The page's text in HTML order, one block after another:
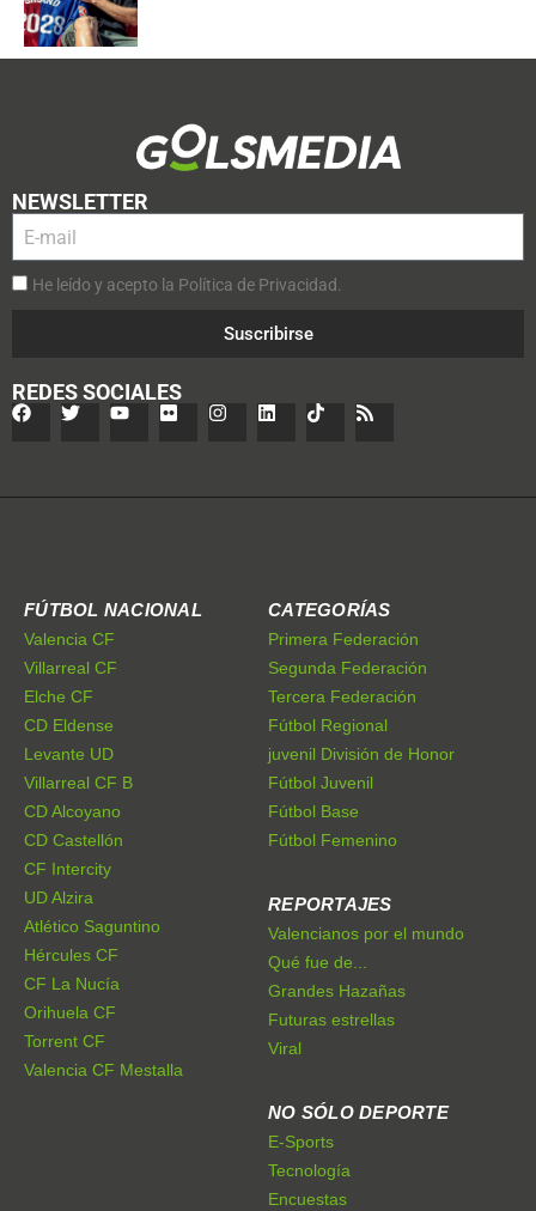
NEWSLETTER
He leído y acepto la Política de Privacidad.
Suscribirse
REDES SOCIALES
FÚTBOL NACIONAL
Valencia CF
Villarreal CF
Elche CF
CD Eldense
Levante UD
Villarreal CF B
CD Alcoyano
CD Castellón
CF Intercity
UD Alzira
Atlético Saguntino
Hércules CF
CF La Nucía
Orihuela CF
Torrent CF
Valencia CF Mestalla
CATEGORÍAS
Primera Federación
Segunda Federación
Tercera Federación
Fútbol Regional
juvenil División de Honor
Fútbol Juvenil
Fútbol Base
Fútbol Femenino
REPORTAJES
Valencianos por el mundo
Qué fue de...
Grandes Hazañas
Futuras estrellas
Viral
NO SÓLO DEPORTE
E-Sports
Tecnología
Encuestas